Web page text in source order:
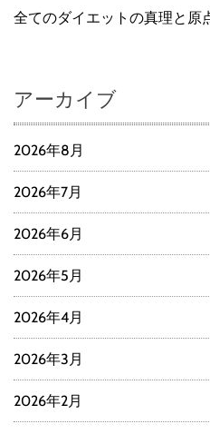
全てのダイエットの真理と原
アーカイブ
2026年8月
2026年7月
2026年6月
2026年5月
2026年4月
2026年3月
2026年2月